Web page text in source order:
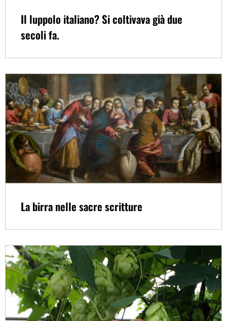
Il luppolo italiano? Si coltivava già due
secoli fa.
La birra nelle sacre scritture